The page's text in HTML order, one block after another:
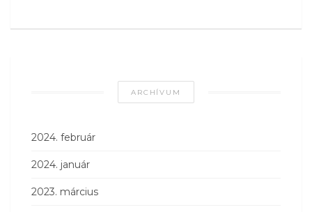
ARCHÍVUM
2024. február
2024. január
2023. március